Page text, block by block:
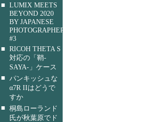
■ LUMIX MEETS
BEYOND 2020
BY JAPANESE
PHOTOGRAPHERS
#3
■ RICOH THETA S
対応の「鞘-
SAYA-」ケース
■ パンキッシュな
α7R IIはどうで
すか
■ 桐島ローランド
氏が秋葉原でド